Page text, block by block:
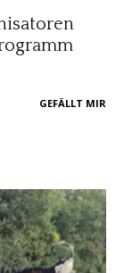
GEFÄLLT MIR